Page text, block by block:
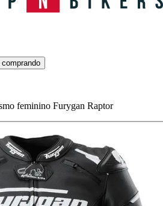
feminino Furygan Raptor